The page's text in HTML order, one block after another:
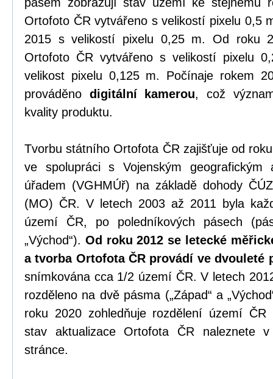
Ortofoto ČR vytvářeno s velikostí pixelu 0,5
2015 s velikostí pixelu 0,25 m. Od roku
Ortofoto ČR vytvářeno s velikostí pixelu
velikost pixelu 0,125 m. Počínaje rokem
prováděno digitální kamerou, což
kvality produktu.
Tvorbu státního Ortofota ČR zajišťuje od
ve spolupráci s Vojenským geografickým
úřadem (VGHMÚř) na základě dohody
(MO) ČR. V letech 2003 až 2011 byla
území ČR, po poledníkových pásech
„Východ“). Od roku 2012 se letecké
a tvorba Ortofota ČR provádí ve dvouleté
snímkována cca 1/2 území ČR. V letech
rozděleno na dvě pásma („Západ“ a
roku 2020 zohledňuje rozdělení území ČR
stav aktualizace Ortofota ČR naleznete
stránce.